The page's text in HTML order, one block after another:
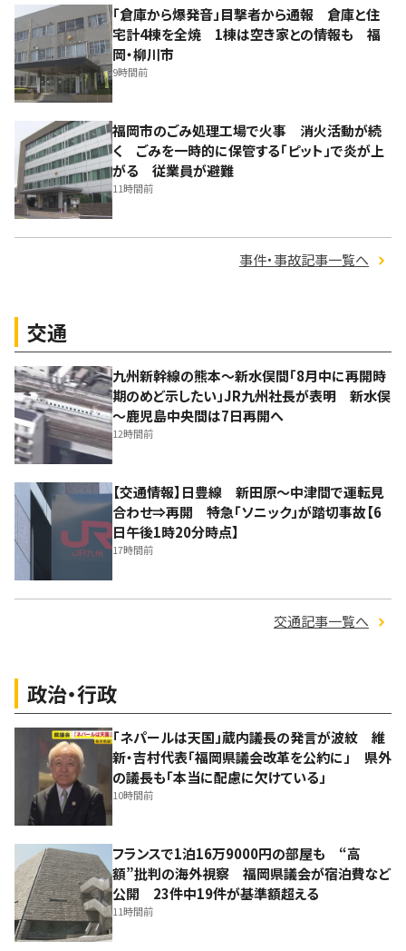
「倉庫から爆発音」目撃者から通報 倉庫と住
宅計4棟を全焼 1棟は空き家との情報も 福
岡・柳川市
9時間前
福岡市のごみ処理工場で火事 消火活動が続
く ごみを一時的に保管する「ピット」で炎が上
がる 従業員が避難
11時間前
事件・事故記事一覧へ
交通
九州新幹線の熊本～新水俣間「8月中に再開時
期のめど示したい」JR九州社長が表明 新水俣
～鹿児島中央間は7日再開へ
12時間前
【交通情報】日豊線 新田原～中津間で運転見
合わせ⇒再開 特急「ソニック」が踏切事故【6
日午後1時20分時点】
17時間前
交通記事一覧へ
政治・行政
「ネパールは天国」蔵内議長の発言が波紋 維
新・吉村代表「福岡県議会改革を公約に」 県外
の議長も「本当に配慮に欠けている」
10時間前
フランスで1泊16万9000円の部屋も “高
額”批判の海外視察 福岡県議会が宿泊費など
公開 23件中19件が基準額超える
11時間前